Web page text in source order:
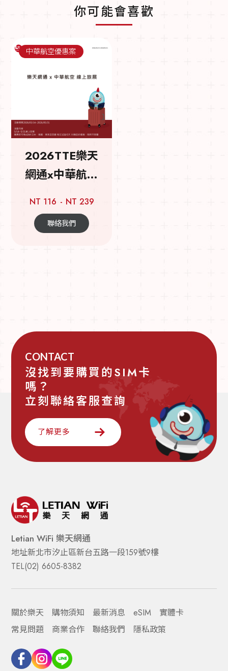
你可能會喜歡
中華航空優惠案
2026TTE樂天
網通x中華航空
束)
NT 116 NT 239
聯絡我們
CONTACT
沒找到要購買的SIM卡
嗎？
立刻聯絡客服查詢
了解更多
Letian WiFi 樂天網通
地址新北市汐止區新台五路一段159號9樓
TEL(02) 6605-8382
關於樂天 購物須知 最新消息 eSIM
實體卡
常見問題
商業合作 聯絡我們 隱私政策